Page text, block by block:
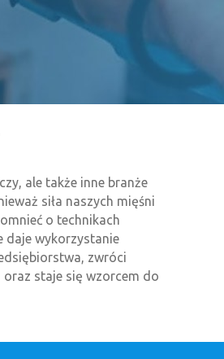
ale także inne branże
siła naszych mięśni
o technikach
daje wykorzystanie
zwróci
staje się wzorcem do